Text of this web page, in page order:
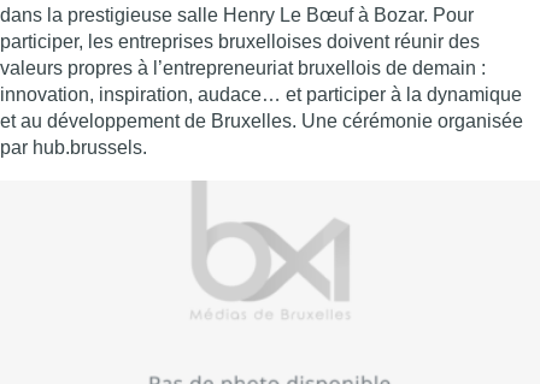
dans la prestigieuse salle Henry Le Bœuf à Bozar. Pour
participer, les entreprises bruxelloises doivent réunir des
valeurs propres à l’entrepreneuriat bruxellois de demain :
innovation, inspiration, audace… et participer à la dynamique
et au développement de Bruxelles. Une cérémonie organisée
par hub.brussels.